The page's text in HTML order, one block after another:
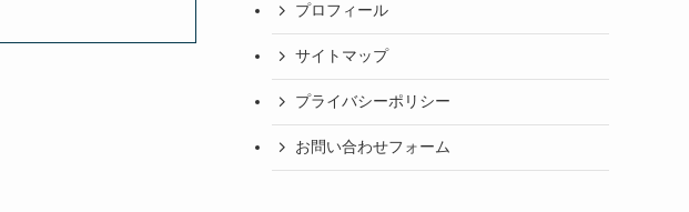
プロフィール
サイトマップ
プライバシーポリシー
お問い合わせフォーム